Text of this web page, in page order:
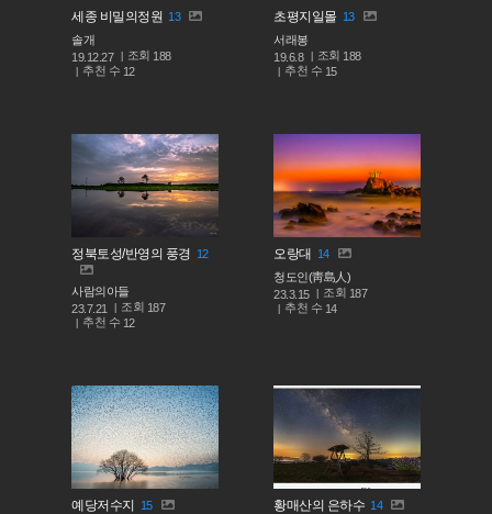
세종 비밀의정원 13
솔개
19.12.27
조회 188
추천 수 12
초평지일몰 13
서래봉
19.6.8
조회 188
추천 수 15
정북토성/반영의 풍경 12
사람의아들
23.7.21
조회 187
추천 수 12
오랑대 14
청도인(靑島人)
23.3.15
조회 187
추천 수 14
예당저수지 15
황매산의 은하수 14